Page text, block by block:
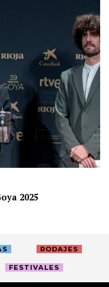
2025
RODAJES
FESTIVALES